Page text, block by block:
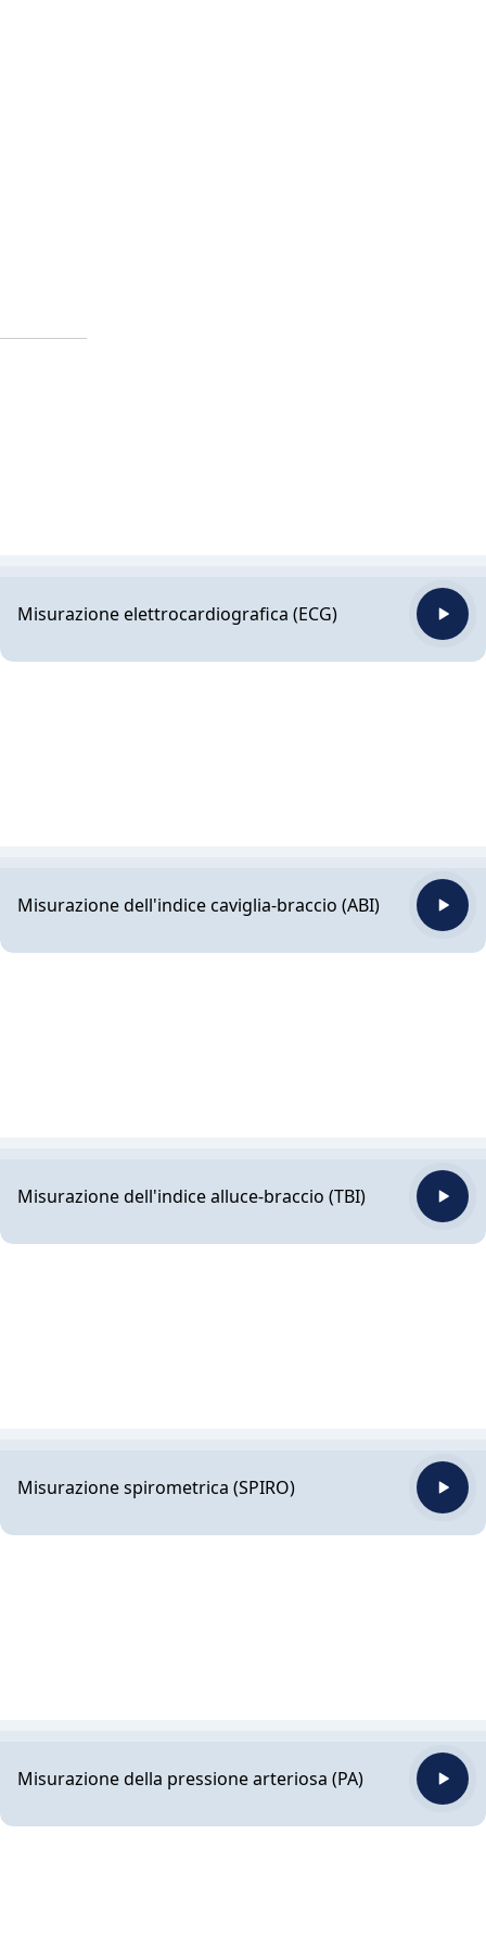
Misurazione elettrocardiografica (ECG)
Misurazione dell'indice caviglia-braccio (ABI)
Misurazione dell'indice alluce-braccio (TBI)
Misurazione spirometrica (SPIRO)
Misurazione della pressione arteriosa (PA)